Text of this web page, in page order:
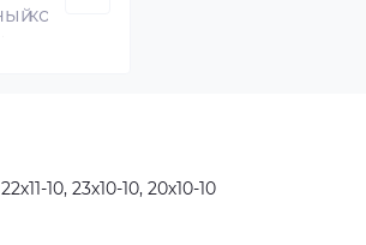
10, 23х10-10, 20х10-10